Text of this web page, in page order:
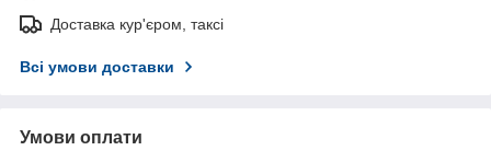
Доставка кур'єром, таксі
Всі умови доставки
Умови оплати